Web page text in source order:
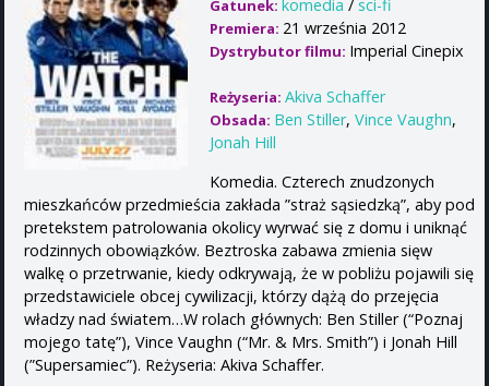
Gatunek: komedia / sci-fi
Premiera: 21 września 2012
Dystrybutor filmu: Imperial Cinepix
Reżyseria: Akiva Schaffer
Obsada: Ben Stiller, Vince Vaughn,
Jonah Hill
Komedia. Czterech znudzonych
mieszkańców przedmieścia zakłada ”straż sąsiedzką”, aby pod
pretekstem patrolowania okolicy wyrwać się z domu i uniknąć
rodzinnych obowiązków. Beztroska zabawa zmienia sięw
walkę o przetrwanie, kiedy odkrywają, że w pobliżu pojawili się
przedstawiciele obcej cywilizacji, którzy dążą do przejęcia
władzy nad światem…W rolach głównych: Ben Stiller (“Poznaj
mojego tatę”), Vince Vaughn (“Mr. & Mrs. Smith”) i Jonah Hill
(”Supersamiec”). Reżyseria: Akiva Schaffer.